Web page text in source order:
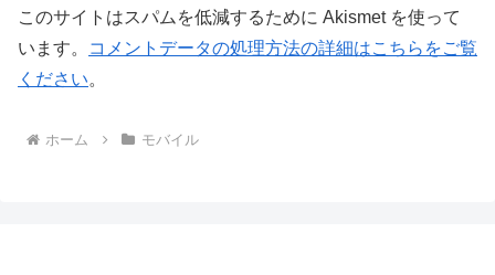
このサイトはスパムを低減するために Akismet を使って
います。
コメントデータの処理方法の詳細はこちらをご覧
ください。
ホーム モバイル